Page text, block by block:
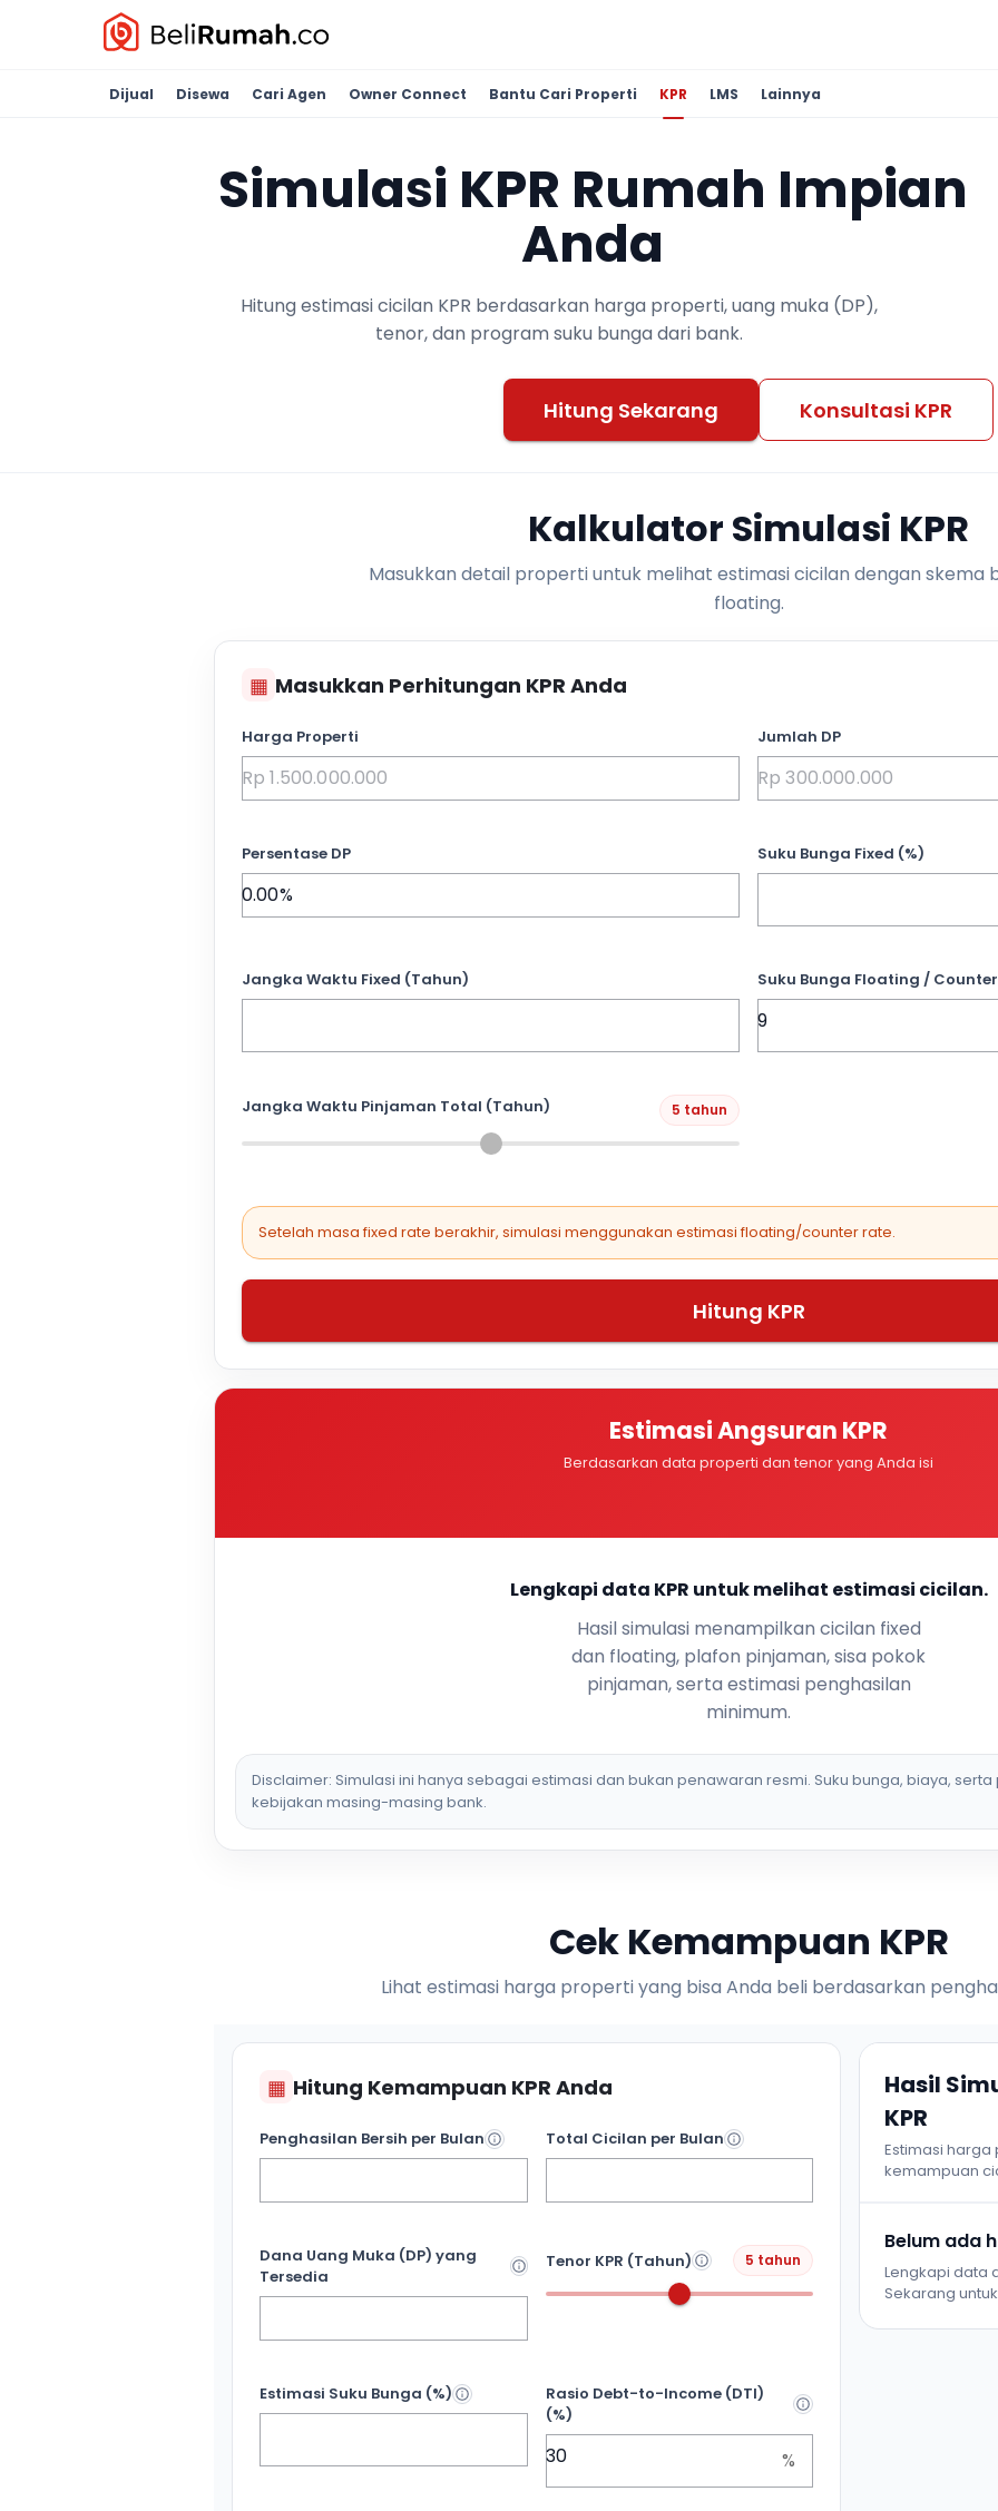
Dijual Disewa Cari Agen Owner Connect Bantu Cari Properti KPR LMS Lainnya
Simulasi KPR Rumah Impian
Anda
Hitung estimasi cicilan KPR berdasarkan harga properti, uang muka (DP),
tenor, dan program suku bunga dari bank.
Hitung Sekarang Konsultasi KPR
Kalkulator Simulasi KPR
Masukkan detail properti untuk melihat estimasi cicilan dengan skema
floating.
▦ Masukkan Perhitungan KPR Anda
Harga Properti Jumlah DP
Persentase DP Suku Bunga Fixed (%)
Jangka Waktu Fixed (Tahun) Suku Bunga Floating /
Jangka Waktu Pinjaman Total (Tahun) 5 tahun
Setelah masa fixed rate berakhir, simulasi menggunakan estimasi floating/counter rate.
Hitung KPR
Estimasi Angsuran KPR
Berdasarkan data properti dan tenor yang Anda isi
Lengkapi data KPR untuk melihat estimasi cicilan.
Hasil simulasi menampilkan cicilan fixed
dan floating, plafon pinjaman, sisa pokok
pinjaman, serta estimasi penghasilan
minimum.
Disclaimer: Simulasi ini hanya sebagai estimasi dan bukan penawaran resmi. Suku bunga, biaya,
kebijakan masing-masing bank.
Cek Kemampuan KPR
Lihat estimasi harga properti yang bisa Anda beli berdasarkan
▦ Hitung Kemampuan KPR Anda
Penghasilan Bersih per Bulan Total Cicilan per Bulan
Dana Uang Muka (DP) yang
Tersedia
Tenor KPR (Tahun) 5 tahun
Estimasi Suku Bunga (%)
Rasio Debt-to-Income (DTI)
(%)
%
Hasil
KPR
Estimasi
kemampuan
Belum ada
Lengkapi data
Sekarang